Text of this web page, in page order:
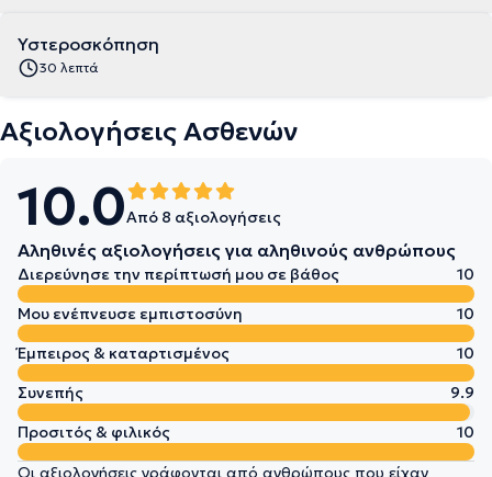
Υστεροσκόπηση
30 λεπτά
Αξιολογήσεις Ασθενών
10.0Από 8 αξιολογήσεις
Αληθινές αξιολογήσεις για αληθινούς ανθρώπους
Διερεύνησε την περίπτωσή μου σε βάθος
10
Μου ενέπνευσε εμπιστοσύνη
10
Έμπειρος & καταρτισμένος
10
Συνεπής
9.9
Προσιτός & φιλικός
10
Οι αξιολογήσεις γράφονται από ανθρώπους που είχαν